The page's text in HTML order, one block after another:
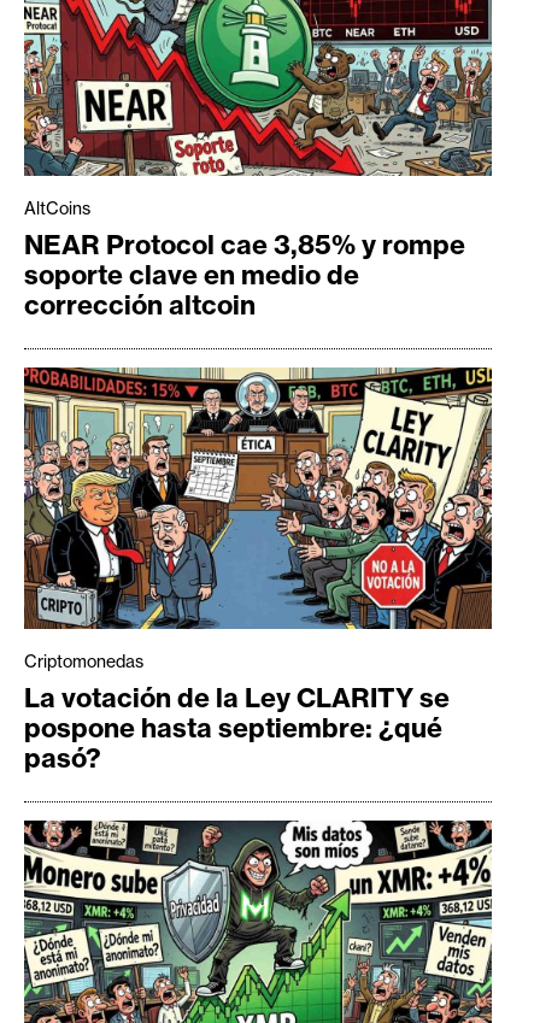
AltCoins
NEAR Protocol cae 3,85% y rompe
soporte clave en medio de
corrección altcoin
Criptomonedas
La votación de la Ley CLARITY se
pospone hasta septiembre: ¿qué
pasó?